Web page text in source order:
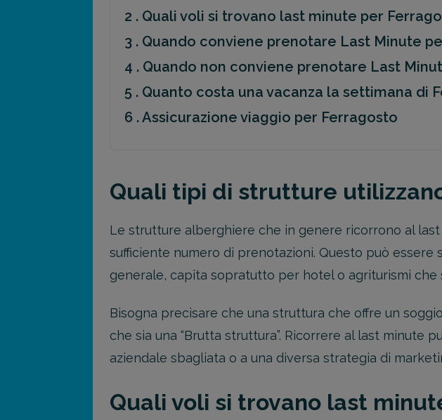
2 . Quali voli si trovano last minute per
3 . Quando conviene prenotare Last Minute
4 . Quando non conviene prenotare Last
5 . Quanto costa una vacanza la settimana di
6 . Assicurazione viaggio per Ferragosto
Quali tipi di strutture
Le strutture alberghiere che in genere ricorrono al
sufficiente numero di prenotazioni. Questo può
generale, capita sopratutto per hotel o agriturismi
Bisogna precisare che una struttura che offre un
che sia una “Brutta struttura”. Ricorrere al last minute
aziendale sbagliata o a una diversa strategia di
Quali voli si trovano last